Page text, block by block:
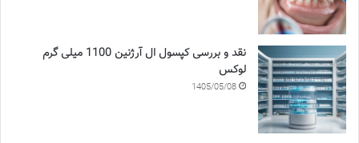
نقد و بررسی کپسول ال آرژنین 1100 میلی گرم
لوکس
1405/05/08